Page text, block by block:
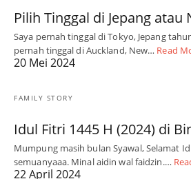
Pilih Tinggal di Jepang atau
Saya pernah tinggal di Tokyo, Jepang
pernah tinggal di Auckland, New… Read
20 Mei 2024
FAMILY STORY
Idul Fitri 1445 H (2024) di
Mumpung masih bulan Syawal, Selamat
semuanyaaa. Minal aidin wal faidzin.…
22 April 2024